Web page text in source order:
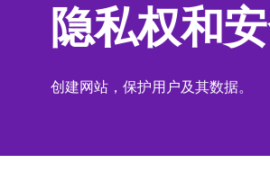
隐私权和
创建网站，保护用户及其数据。